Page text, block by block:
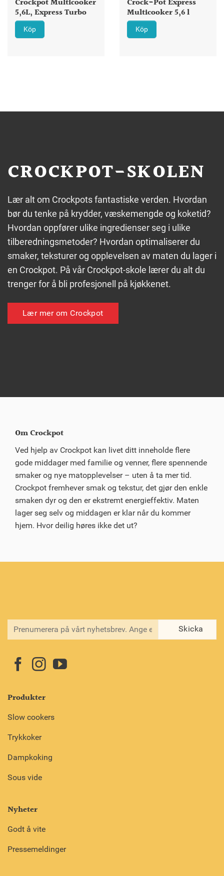
Crockpot Multicooker
5,6L, Express Turbo
Köp
Crock-Pot Express
Multicooker 5,6 l
Köp
CROCKPOT-SKOLEN
Lær alt om Crockpots fantastiske verden. Hvordan
bør du tenke på krydder, væskemengde og koketid?
Hvordan oppfører ulike ingredienser seg i ulike
tilberedningsmetoder? Hvordan optimaliserer du
smaker, teksturer og opplevelsen av maten du lager i
en Crockpot. På vår Crockpot-skole lærer du alt du
trenger for å bli profesjonell på kjøkkenet.
Lær mer om Crockpot
Om Crockpot
Ved hjelp av Crockpot kan livet ditt inneholde flere
gode middager med familie og venner, flere spennende
smaker og nye matopplevelser – uten å ta mer tid.
Crockpot fremhever smak og tekstur, det gjør den enkle
smaken dyr og den er ekstremt energieffektiv. Maten
lager seg selv og middagen er klar når du kommer
hjem. Hvor deilig høres ikke det ut?
Produkter
Slow cookers
Trykkoker
Dampkoking
Sous vide
Nyheter
Godt å vite
Pressemeldinger